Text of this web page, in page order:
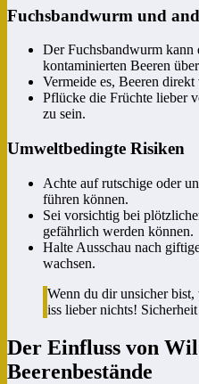
Fuchsbandwurm und
Der Fuchsbandwurm kann
kontaminierten Beeren
Vermeide es, Beeren
Pflücke die Früchte lieber
zu sein.
Umweltbedingte Risiken
Achte auf rutschige oder
führen können.
Sei vorsichtig bei
gefährlich werden können.
Halte Ausschau nach
wachsen.
Wenn du dir unsicher bist,
iss lieber nichts!
Der Einfluss von
Beerenbestände